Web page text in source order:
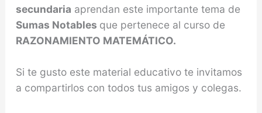
secundaria aprendan este importante tema de
Sumas Notables que pertenece al curso de
RAZONAMIENTO MATEMÁTICO.
Si te gusto este material educativo te invitamos
a compartirlos con todos tus amigos y colegas.